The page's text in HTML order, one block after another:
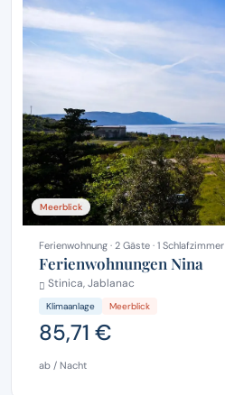
Meerblick
Ferienwohnung · 2 Gäste · 1 Schlafzimmer
Ferienwohnungen Nina
Stinica, Jablanac
Klimaanlage Meerblick
85,71 €
ab / Nacht